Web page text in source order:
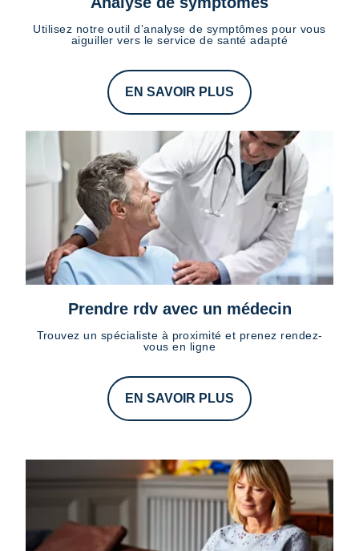
Utilisez notre outil d’analyse de symptômes pour vous
aiguiller vers le service de santé adapté
EN SAVOIR PLUS
Prendre rdv avec un médecin
Trouvez un spécialiste à proximité et prenez rendez-
vous en ligne
EN SAVOIR PLUS